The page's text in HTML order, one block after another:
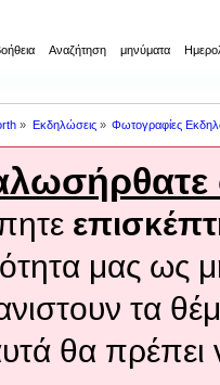
Αναζήτηση μηνύματα
» Εκδηλώσεις» Φωτογραφίες
μας ως
τα
θα πρέπει